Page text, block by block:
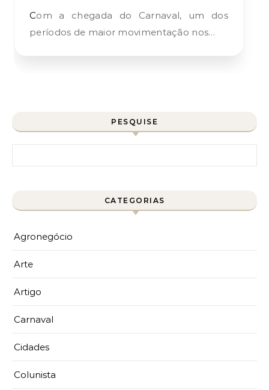
Com a chegada do Carnaval, um dos
períodos de maior movimentação nos…
PESQUISE
CATEGORIAS
Agronegócio
Arte
Artigo
Carnaval
Cidades
Colunista